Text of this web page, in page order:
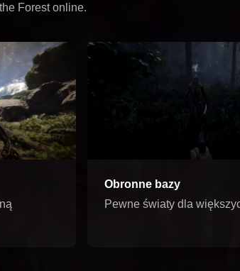
Forest online.
Obronne bazy
Pewne światy dla